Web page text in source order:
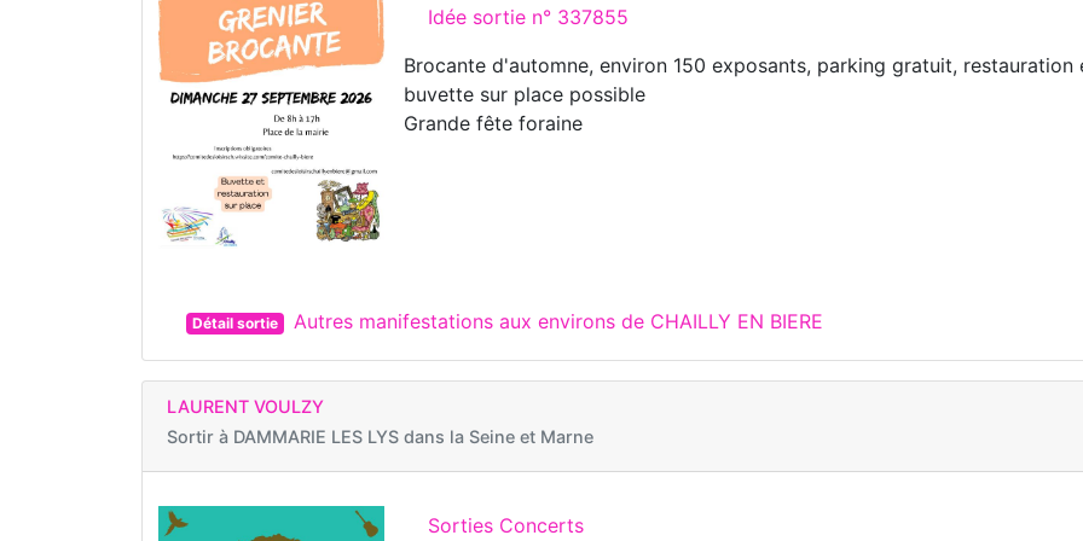
Idée sortie n° 337855
Brocante d'automne, environ 150 exposants, parking gratuit, restauration
buvette sur place possible
Grande fête foraine
Détail sortie Autres manifestations aux environs de CHAILLY EN BIERE
LAURENT VOULZY
Sortir à DAMMARIE LES LYS dans la Seine et Marne
Sorties Concerts